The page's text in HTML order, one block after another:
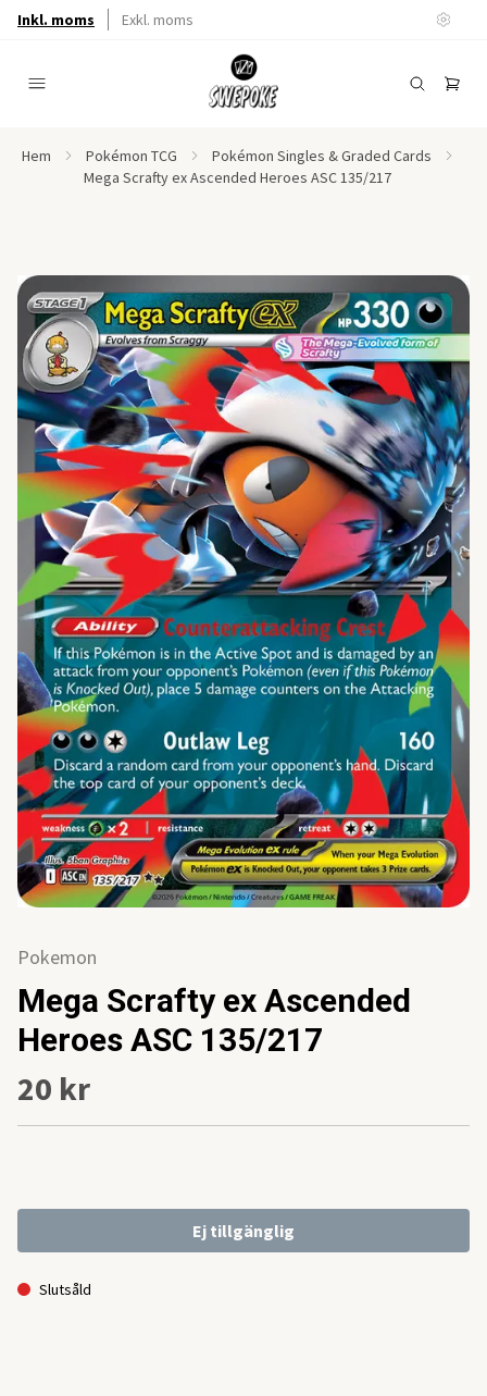
Inkl. moms Exkl. moms
Hem Pokémon TCG
Pokémon Singles & Graded Cards
Mega Scrafty ex Ascended Heroes ASC 135/217
Pokemon
Mega Scrafty ex Ascended
Heroes ASC 135/217
20 kr
Ej tillgänglig
Slutsåld